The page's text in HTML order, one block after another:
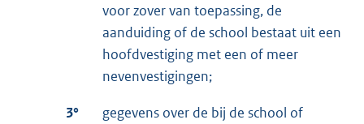
voor zover van toepassing, de
aanduiding of de school bestaat uit een
hoofdvestiging met een of meer
nevenvestigingen;
3°
gegevens over de bij de school of